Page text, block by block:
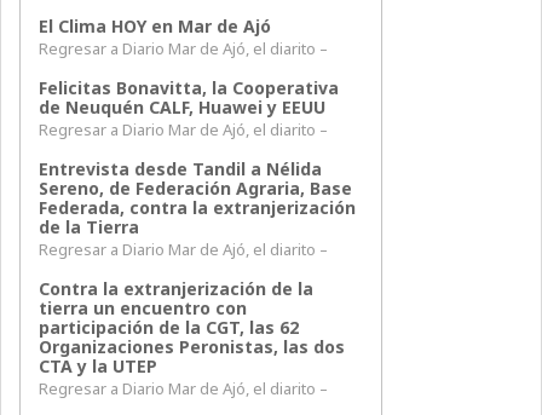
El Clima HOY en Mar de Ajó
Regresar a Diario Mar de Ajó, el diarito –
Felicitas Bonavitta, la Cooperativa
de Neuquén CALF, Huawei y EEUU
Regresar a Diario Mar de Ajó, el diarito –
Entrevista desde Tandil a Nélida
Sereno, de Federación Agraria, Base
Federada, contra la extranjerización
de la Tierra
Regresar a Diario Mar de Ajó, el diarito –
Contra la extranjerización de la
tierra un encuentro con
participación de la CGT, las 62
Organizaciones Peronistas, las dos
CTA y la UTEP
Regresar a Diario Mar de Ajó, el diarito –